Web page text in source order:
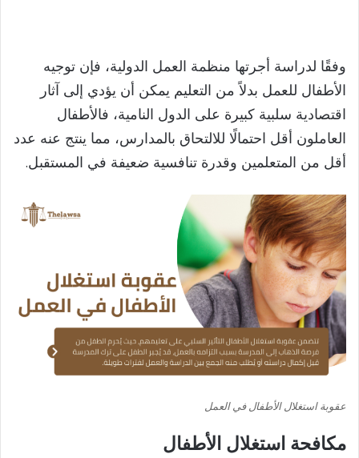
وفقًا لدراسة أجرتها منظمة العمل الدولية، فإن توجيه
الأطفال للعمل بدلاً من التعليم يمكن أن يؤدي إلى آثار
اقتصادية سلبية كبيرة على الدول النامية، فالأطفال
العاملون أقل احتمالًا للالتحاق بالمدارس، مما ينتج عنه عدد
أقل من المتعلمين وقدرة تنافسية ضعيفة في المستقبل.
عقوبة استغلال الأطفال في العمل
مكافحة استغلال الأطفال